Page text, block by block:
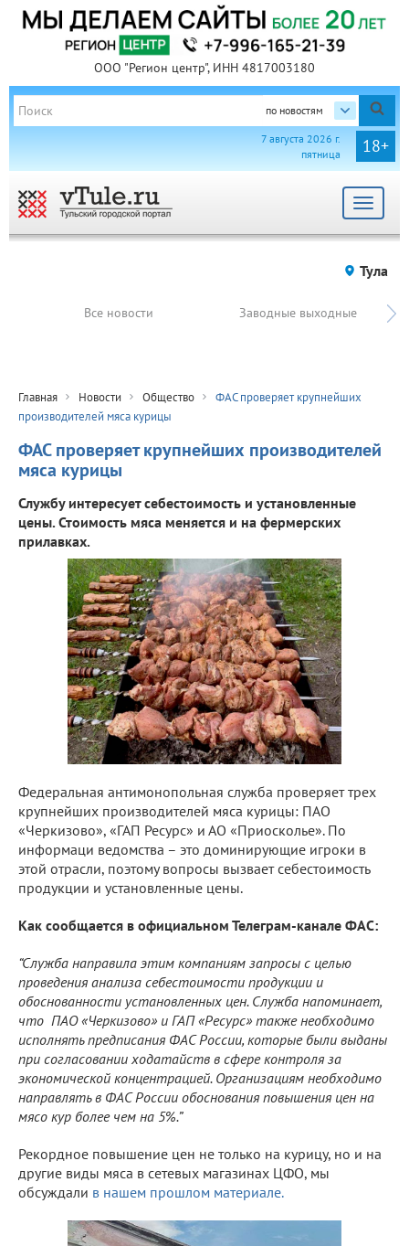
ООО "Регион центр", ИНН 4817003180
по новостям
18+
7 августа 2026 г.
пятница
Toggle
Тула
Все новости Заводные выходные
Главная Новости Общество
ФАС проверяет крупнейших
производителей мяса курицы
ФАС проверяет крупнейших производителей
мяса курицы
Службу интересует себестоимость и установленные
цены. Стоимость мяса меняется и на фермерских
прилавках.
Федеральная антимонопольная служба проверяет трех
крупнейших производителей мяса курицы: ПАО
«Черкизово», «ГАП Ресурс» и АО «Приосколье». По
информаци ведомства – это доминирующие игроки в
этой отрасли, поэтому вопросы вызвает себестоимость
продукции и установленные цены.
Как сообщается в официальном Телеграм-канале ФАС:
“Служба направила этим компаниям запросы с целью
проведения анализа себестоимости продукции и
обоснованности установленных цен. Служба напоминает,
что ПАО «Черкизово» и ГАП «Ресурс» также необходимо
исполнять предписания ФАС России, которые были выданы
при согласовании ходатайств в сфере контроля за
экономической концентрацией. Организациям необходимо
направлять в ФАС России обоснования повышения цен на
мясо кур более чем на 5%.”
Рекордное повышение цен не только на курицу, но и на
другие виды мяса в сетевых магазинах ЦФО, мы
обсуждали в нашем прошлом материале.